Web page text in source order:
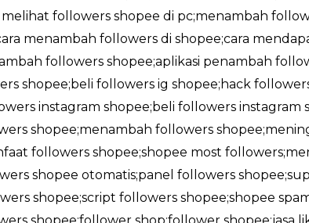
followers shopee di pc;menambah
menambah followers di shopee;cara
followers shopee;aplikasi penambah
shopee;beli followers ig shopee;hack
instagram shopee;beli followers instagram
shopee;menambah followers
followers shopee;shopee most
shopee otomatis;panel followers
shopee;script followers shopee;shopee
shopee;follower shop;follower shopee;jasa